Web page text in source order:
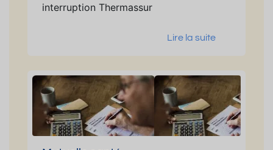
interruption Thermassur
Lire la suite